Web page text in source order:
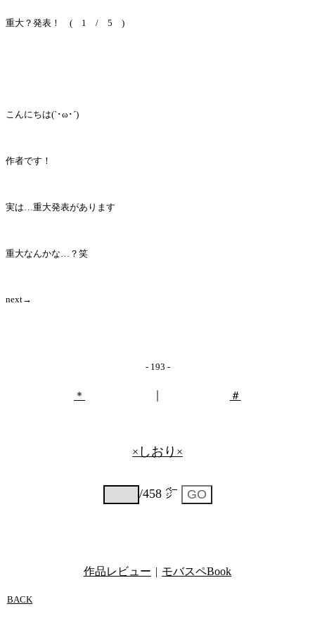
重大？発表！ ( 1 / 5 )
こんにちは(`･ω･´)
作者です！
実は…重大発表があります
重大なんかな…？笑
next→
- 193 -
＊ ＃
× しおり ×
/458 ㌻
作品レビュー | モバスペBook
BACK